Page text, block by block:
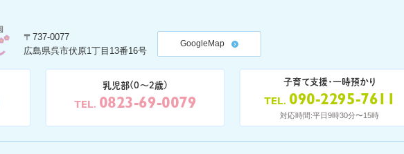
〒737-0077
広島県呉市伏原1丁目13番16号
GoogleMap
乳児部(0〜2歳)
TEL 0823-69-0079
子育て支援・一時預かり
TEL 090-2295-7611
対応時間:平日9時30分〜15時